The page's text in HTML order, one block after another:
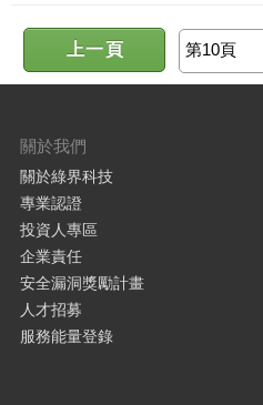
上一頁
關於我們
關於綠界科技
專業認證
投資人專區
企業責任
安全漏洞獎勵計畫
人才招募
服務能量登錄